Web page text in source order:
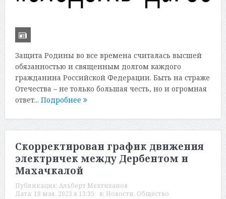
Защита Родины во все времена считалась высшей
обязанностью и священным долгом каждого
гражданина Российской Федерации. Быть на страже
Отечества – не только большая честь, но и огромная
ответ... Подробнее
Скорректирован график движения
электричек между Дербентом и
Махачкалой
Публикация: Альберт Мехтиханов
Дата: 18 мая, 2023 в 13:35 в: Новости, Общество